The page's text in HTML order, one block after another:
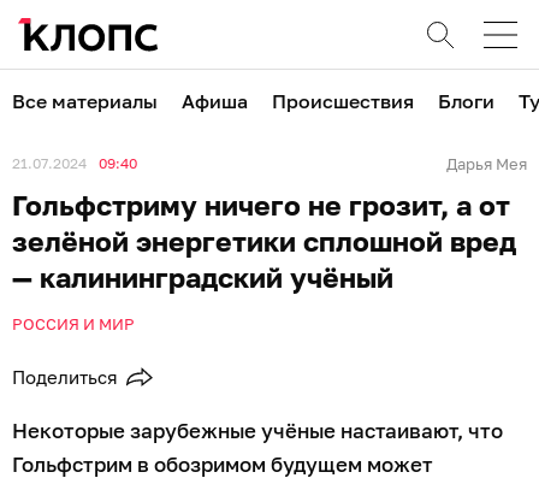
Все материалы Афиша Происшествия Блоги
21.07.2024 09:40 Дарья Мея
Гольфстриму ничего не грозит, а от
зелёной энергетики сплошной вред
— калининградский учёный
РОССИЯ И МИР
Поделиться
Некоторые зарубежные учёные настаивают, что
Гольфстрим в обозримом будущем может